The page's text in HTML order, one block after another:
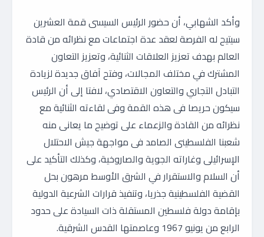
وأكد الشهابي، أن حضور الرئيس السيسى قمة العشرين
سيتيح له الفرصة لعقد عدة اجتماعات مع نظرائه من قادة
العالم بهدف تعزيز العلاقات الثنائية، وتعزيز التعاون
المشترك في مختلف المجالات، وفتح آفاق جديدة لزيادة
التبادل التجاري والتعاون الاقتصادي، لافتا إلى أن الرئيس
سيكون حريصا فى هذه القمة وفى لقاءته الثنائية مع
نظرائه من القادة والزعماء على توضيح ما يعانى منه
شعبنا الفلسطينى الصامد فى مواجهة جيش الاحتلال
الإسرائيلى وغاراته الجوية والصاروخية، وكذلك التأكيد على
أن السلام والاستقرار في الشرق الأوسط مرهون بحل
القضية الفلسطينية جذريا، وتنفيذ قرارات الشرعية الدولية
بإقامة دولة فلسطين المستقلة ذات السيادة على حدود
الرابع من يونيو 1967 وعاصمتها القدس الشرقية.